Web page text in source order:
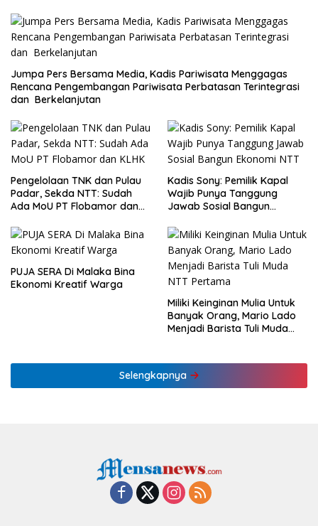
Jumpa Pers Bersama Media, Kadis Pariwisata Menggagas
Rencana Pengembangan Pariwisata Perbatasan Terintegrasi
dan Berkelanjutan
Pengelolaan TNK dan Pulau
Padar, Sekda NTT: Sudah
Ada MoU PT Flobamor dan
Kadis Sony: Pemilik Kapal
Wajib Punya Tanggung
Jawab Sosial Bangun
PUJA SERA Di Malaka Bina
Ekonomi Kreatif Warga
Miliki Keinginan Mulia Untuk
Banyak Orang, Mario Lado
Menjadi Barista Tuli Muda
Selengkapnya